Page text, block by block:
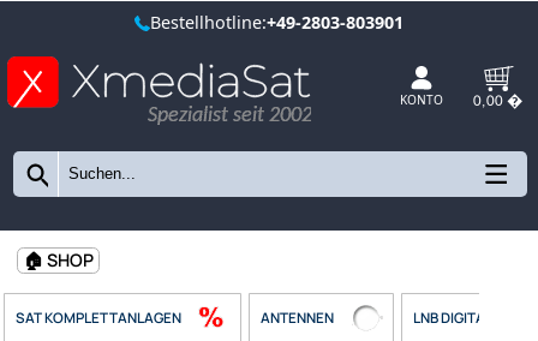
Bestellhotline:+49-2803-803901
Spezialist seit 2002
🏠 SHOP